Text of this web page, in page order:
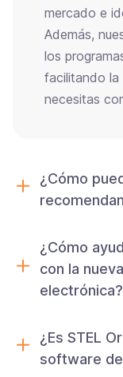
mercado e
Además,
los
facilitando la
necesitas
¿Cómo
¿Cómo
con la
electrónica?
¿Es STEL
software